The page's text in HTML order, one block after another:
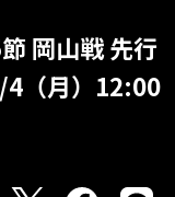
岡山戦 先行
4（月）12:00